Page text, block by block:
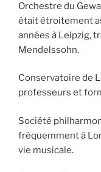
Orchestre du
était étroitement
années à Leipzig,
Mendelssohn.
Conservatoire de
professeurs et
Société
fréquemment à
vie musicale.